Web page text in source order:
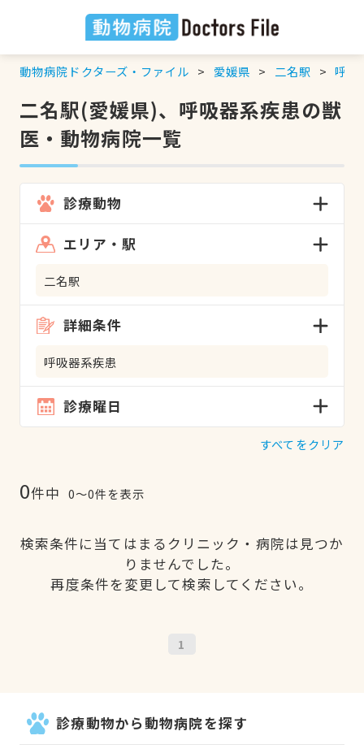
動物病院ドクターズ・ファイル 愛媛県 二名駅 呼吸
二名駅(愛媛県)、呼吸器系疾患の獣
医・動物病院一覧
診療動物
エリア・駅
二名駅
詳細条件
呼吸器系疾患
診療曜日
すべてをクリア
0件中 0〜0件を表示
検索条件に当てはまるクリニック・病院は見つか
りませんでした。
再度条件を変更して検索してください。
1
診療動物から動物病院を探す